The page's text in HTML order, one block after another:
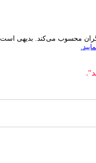
محسوب می‌کند. بدیهی است